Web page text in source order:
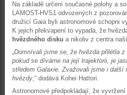
Na základě určení současné polohy a
LAMOST-HVS1 odvozených z
družicí Gaia byli astronomové schopni
K jejich překvapení to vypadá, že
hvězdného disku a nikoliv z centra
„Domnívali jsme se, že hvězda přilétla
pokud se díváme na její trajektorii, je
středem Galaxie. Zvažovali jsme i další
hvězdy,“ dodává Kohei Hattori.
Astronomové předpokládají, že